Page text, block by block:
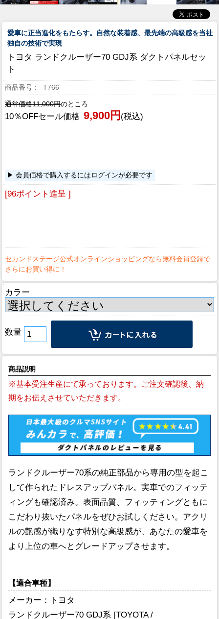
愛車に正当進化をもたらす。自然な装着感、最先端の高級感を当社
独自の技術で実現
トヨタ ランドクルーザー70 GDJ系 ダクトパネルセッ
ト
T766
通常価格11,000円のところ
10％OFFセール価格 9,900円 (税込)
会員価格で購入するにはログインが必要です
[96ポイント進呈 ]
カラー
数量
商品説明
※基本受注生産にて承っております。ご注文確認後、納
期をお伝えさせていただきます。
ランドクルーザー70系の純正部品から専用の型を起こ
して作られたドレスアップパネル。実車でのフィッテ
ィングも確認済み。表面品質、フィッティングともに
こだわり抜いたパネルをぜひお試しください。アクリ
ルの艶感が織りなす特別な高級感が、あなたの愛車を
より上位の車へとグレードアップさせます。
【適合車種】
メーカー：トヨタ
ランドクルーザー70 GDJ系 [TOYOTA /